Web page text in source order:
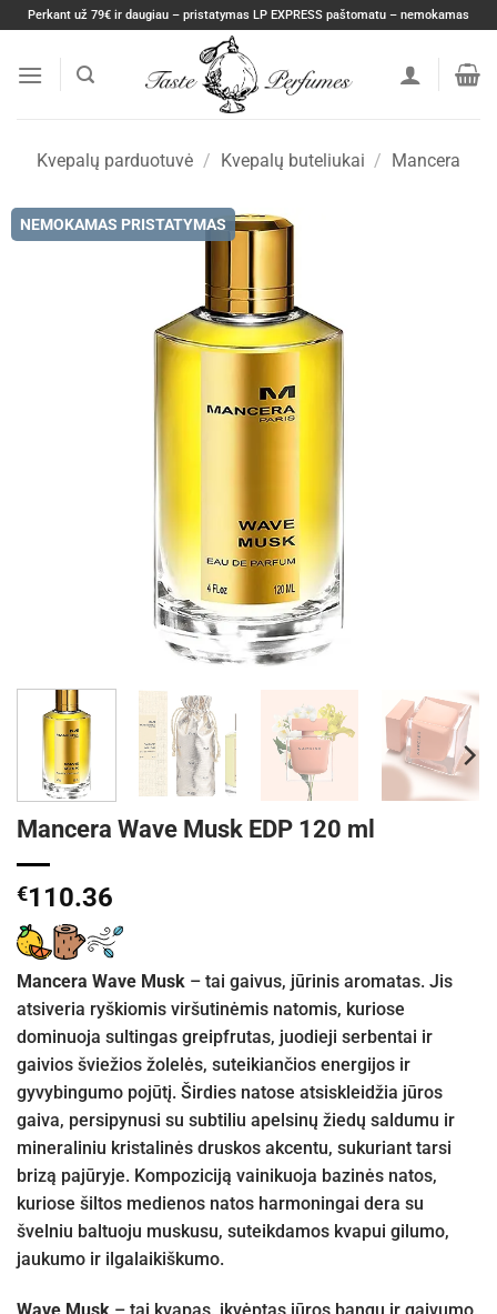
Skip
content
Perkant už 79€ ir daugiau – pristatymas LP EXPRESS paštomatu – nemokamas
Kvepalų parduotuvė / Kvepalų buteliukai / Mancera
NEMOKAMAS PRISTATYMAS
Mancera Wave Musk EDP 120 ml
€110.36
Mancera Wave Musk – tai gaivus, jūrinis aromatas. Jis
atsiveria ryškiomis viršutinėmis natomis, kuriose
dominuoja sultingas greipfrutas, juodieji serbentai ir
gaivios šviežios žolelės, suteikiančios energijos ir
gyvybingumo pojūtį. Širdies natose atsiskleidžia jūros
gaiva, persipynusi su subtiliu apelsinų žiedų saldumu ir
mineraliniu kristalinės druskos akcentu, sukuriant tarsi
brizą pajūryje. Kompoziciją vainikuoja bazinės natos,
kuriose šiltos medienos natos harmoningai dera su
švelniu baltuoju muskusu, suteikdamos kvapui gilumo,
jaukumo ir ilgalaikiškumo.